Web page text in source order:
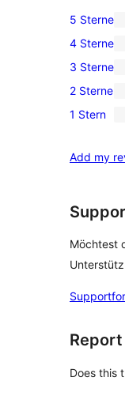
1
5-
Sterne-
Rezension
5 Sterne
0
4-
Sterne-
4 Sterne
0
3-
Sterne-
3 Sterne
0
2-
2 Sterne
0
Sterne-
1 Stern
Add my
Möchtest
Report
Does this